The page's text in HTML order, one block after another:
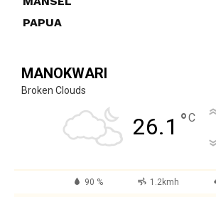
PAPUA
MANOKWARI
Broken Clouds
26.1 °C
90 % 1.2kmh